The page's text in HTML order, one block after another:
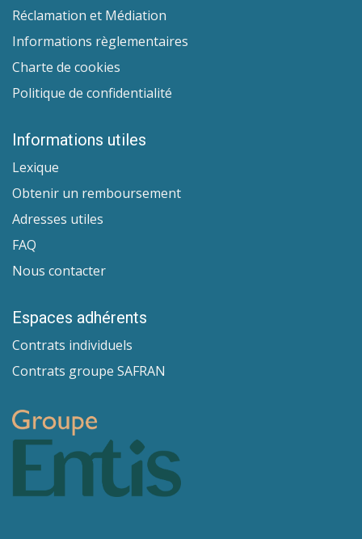
Réclamation et Médiation
Informations règlementaires
Charte de cookies
Politique de confidentialité
Informations utiles
Lexique
Obtenir un remboursement
Adresses utiles
FAQ
Nous contacter
Espaces adhérents
Contrats individuels
Contrats groupe SAFRAN